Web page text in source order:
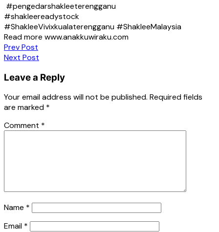
#pengedarshakleeterengganu
#shakleereadystock
#ShakleeVivixkualaterengganu #ShakleeMalaysia
Read more www.anakkuwiraku.com
Post
navigation
Prev Post
Next Post
Leave a Reply
Your email address will not be published. Required fields
are marked *
Comment *
Name *
Email *